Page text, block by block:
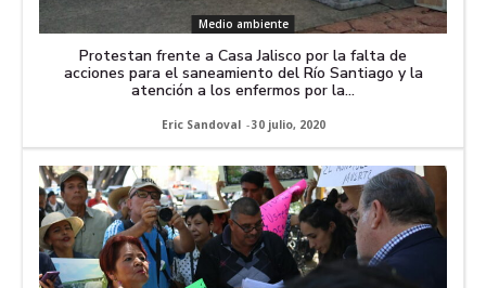
Medio ambiente
Protestan frente a Casa Jalisco por la falta de
acciones para el saneamiento del Río Santiago y la
atención a los enfermos por la...
Eric Sandoval -30 julio, 2020